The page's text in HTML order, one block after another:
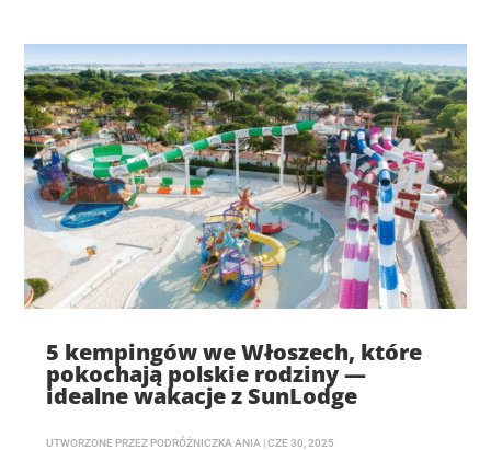
5 kempingów we Włoszech, które
pokochają polskie rodziny —
idealne wakacje z SunLodge
UTWORZONE PRZEZ PODRÓŻNICZKA ANIA |CZE 30, 2025